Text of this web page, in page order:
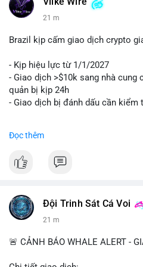
21 m
Brazil kịp cấm giao dịch crypto
- Kịp hiệu lực từ 1/1/2027
- Giao dịch >$10k sang nhà
quản bị kịp 24h
- Giao dịch bị đánh dấu cần kiểm
📰 Nguồn: Cointelegraph
Đọc thêm
Đội Trinh Sát Cá Voi
21 m
🚨 CẢNH BÁO WHALE ALERT -